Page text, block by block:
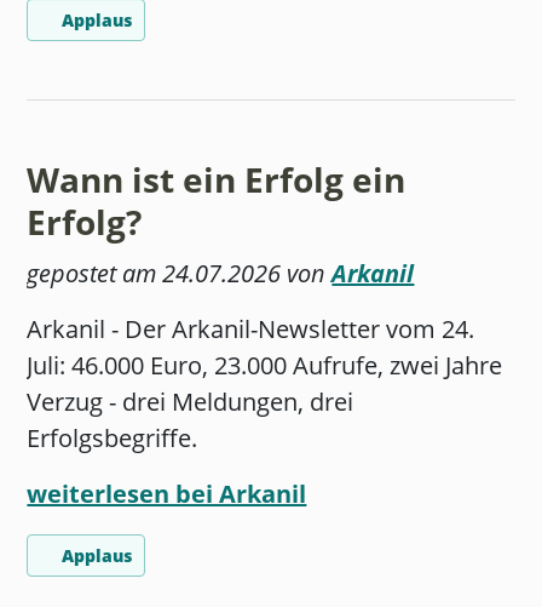
Applaus
Wann ist ein Erfolg ein
Erfolg?
gepostet am 24.07.2026 vonArkanil
Arkanil - Der Arkanil-Newsletter vom 24.
Juli: 46.000 Euro, 23.000 Aufrufe, zwei Jahre
Verzug - drei Meldungen, drei
Erfolgsbegriffe.
weiterlesen bei Arkanil
Applaus